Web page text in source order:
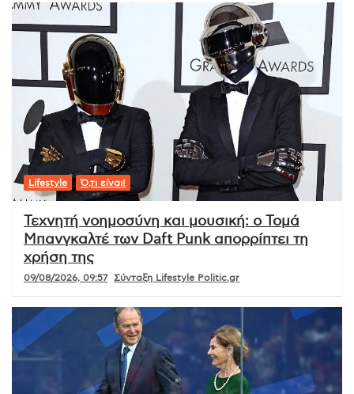
Lifestyle Ό,τι είναι!
Τεχνητή νοημοσύνη και μουσική: ο Τομά
Μπανγκαλτέ των Daft Punk απορρίπτει τη
χρήση της
09/08/2026, 09:57 Σύνταξη Lifestyle Politic.gr